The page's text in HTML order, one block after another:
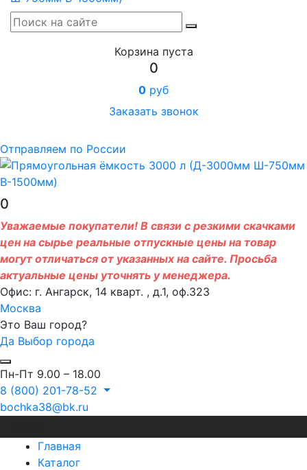
Корзина пуста
0
0 руб
Заказать звонок
Отправляем по России
0
Уважаемые покупатели! В связи с резкими скачками
цен на сырье реальные отпускные цены на товар
могут отличаться от указанных на сайте. Просьба
актуальные цены уточнять у менеджера.
Офис: г. Ангарск, 14 кварт. , д.1, оф.323
Москва
Это Ваш город?
Да Выбор города
Пн-Пт 9.00 – 18.00
8 (800) 201-78-52
bochka38@bk.ru
Главная
Каталог